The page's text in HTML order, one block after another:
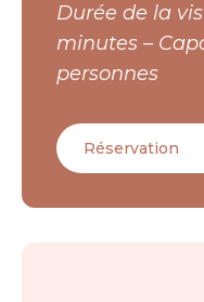
Durée de la
minutes –
personnes
Réservation